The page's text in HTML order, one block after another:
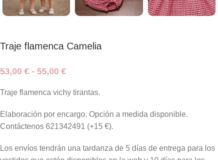
Traje flamenca Camelia
53,00 € - 55,00 €
Traje flamenca vichy tirantas.
Elaboración por encargo. Opción a medida disponible.
Contáctenos 621342491 (+15 €).
Los envíos tendrán una tardanza de 5 días de entrega para los